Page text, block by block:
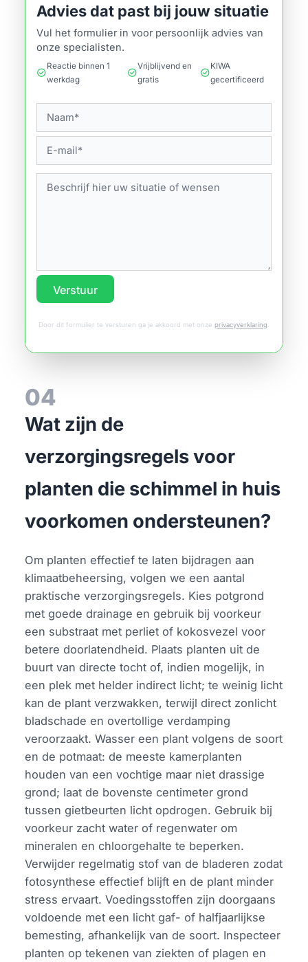
Advies dat past bij jouw situatie
Vul het formulier in voor persoonlijk advies van
onze specialisten.
check_circle
Reactie binnen 1
werkdag
check_circle
Vrijblijvend en
gratis
check_circle
KIWA
gecertificeerd
Verstuur
Door dit formulier te versturen ga je akkoord met onze privacyverklaring.
04
Wat zijn de
verzorgingsregels voor
planten die schimmel in huis
voorkomen ondersteunen?
Om planten effectief te laten bijdragen aan
klimaatbeheersing, volgen we een aantal
praktische verzorgingsregels. Kies potgrond
met goede drainage en gebruik bij voorkeur
een substraat met perliet of kokosvezel voor
betere doorlatendheid. Plaats planten uit de
buurt van directe tocht of, indien mogelijk, in
een plek met helder indirect licht; te weinig licht
kan de plant verzwakken, terwijl direct zonlicht
bladschade en overtollige verdamping
veroorzaakt. Wasser een plant volgens de soort
en de potmaat: de meeste kamerplanten
houden van een vochtige maar niet drassige
grond; laat de bovenste centimeter grond
tussen gietbeurten licht opdrogen. Gebruik bij
voorkeur zacht water of regenwater om
mineralen en chloorgehalte te beperken.
Verwijder regelmatig stof van de bladeren zodat
fotosynthese effectief blijft en de plant minder
stress ervaart. Voedingsstoffen zijn doorgaans
voldoende met een licht gaf- of halfjaarlijkse
bemesting, afhankelijk van de soort. Inspecteer
planten op tekenen van ziekten of plagen en